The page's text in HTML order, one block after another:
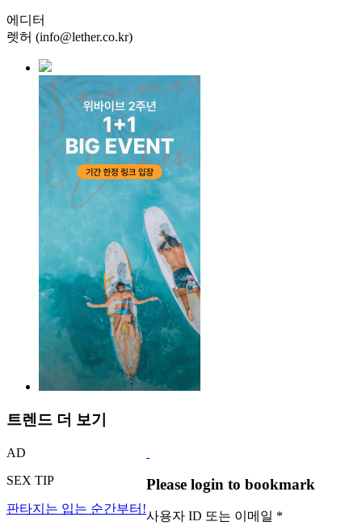
에디터
렛허 (info@lether.co.kr)
트렌드 더 보기
AD
SEX TIP
판타지는 입는 순간부터!
Please login to bookmark
사용자 ID 또는 이메일 *